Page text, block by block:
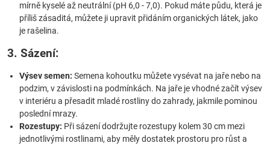
mírně kyselé až neutrální (pH 6,0 - 7,0). Pokud máte půdu, která je
příliš zásaditá, můžete ji upravit přidáním organických látek, jako
je rašelina.
3. Sázení:
Výsev semen: Semena kohoutku můžete vysévat na jaře nebo na
podzim, v závislosti na podmínkách. Na jaře je vhodné začít výsev
v interiéru a přesadit mladé rostliny do zahrady, jakmile pominou
poslední mrazy.
Rozestupy: Při sázení dodržujte rozestupy kolem 30 cm mezi
jednotlivými rostlinami, aby měly dostatek prostoru pro růst a